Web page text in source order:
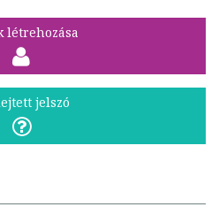
létrehozása
jelszó